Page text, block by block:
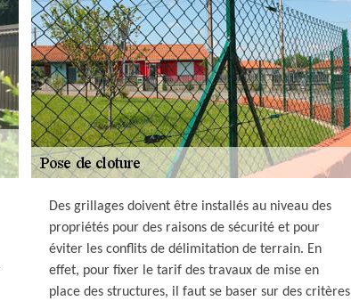
Des grillages doivent être installés au niveau des
propriétés pour des raisons de sécurité et pour
éviter les conflits de délimitation de terrain. En
effet, pour fixer le tarif des travaux de mise en
place des structures, il faut se baser sur des critères